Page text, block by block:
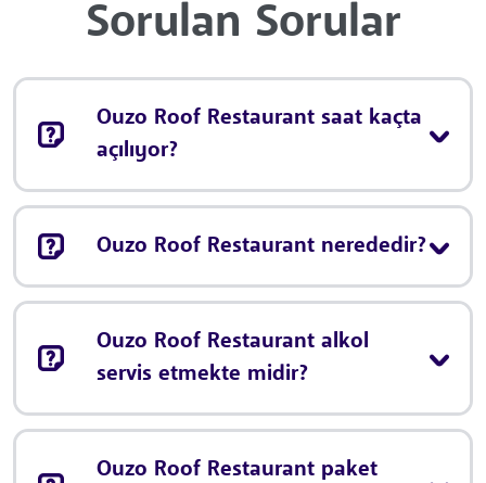
Sorulan Sorular
Ouzo Roof Restaurant saat kaçta
açılıyor?
Ouzo Roof Restaurant nerededir?
Ouzo Roof Restaurant alkol
servis etmekte midir?
Ouzo Roof Restaurant paket